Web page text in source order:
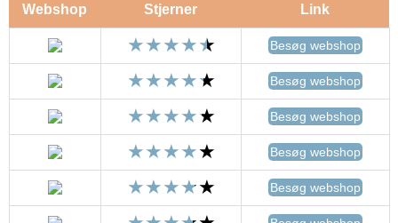
Webshop Stjerner Link
Besøg webshop
Besøg webshop
Besøg webshop
Besøg webshop
Besøg webshop